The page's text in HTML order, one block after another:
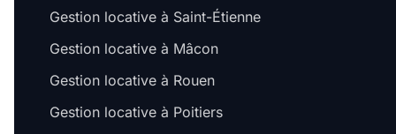
Gestion locative à Saint-Étienne
Gestion locative à Mâcon
Gestion locative à Rouen
Gestion locative à Poitiers